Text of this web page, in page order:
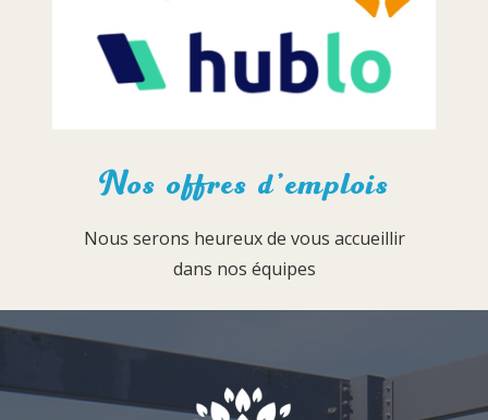
Nos offres d’emplois
Nous serons heureux de vous accueillir
dans nos équipes